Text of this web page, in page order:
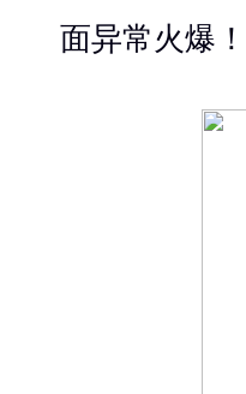
面异常火爆！